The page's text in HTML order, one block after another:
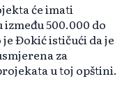
će imati
500.000 do
je Đokić ističući da je
za
u toj opštini.